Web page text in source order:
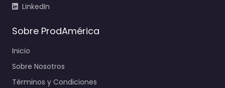
LinkedIn
Sobre ProdAmérica
Inicio
Sobre Nosotros
Términos y Condiciones